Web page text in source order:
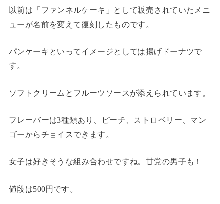
以前は「ファンネルケーキ」として販売されていたメニ
ューが名前を変えて復刻したものです。
パンケーキといってイメージとしては揚げドーナツで
す。
ソフトクリームとフルーツソースが添えられています。
フレーバーは3種類あり、ピーチ、ストロベリー、マン
ゴーからチョイスできます。
女子は好きそうな組み合わせですね。甘党の男子も！
値段は500円です。